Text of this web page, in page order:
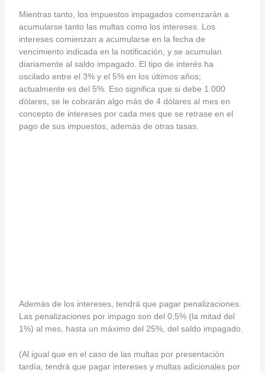
Mientras tanto, los impuestos impagados comenzarán a
acumularse tanto las multas como los intereses. Los
intereses comienzan a acumularse en la fecha de
vencimiento indicada en la notificación, y se acumulan
diariamente al saldo impagado. El tipo de interés ha
oscilado entre el 3% y el 5% en los últimos años;
actualmente es del 5%. Eso significa que si debe 1.000
dólares, se le cobrarán algo más de 4 dólares al mes en
concepto de intereses por cada mes que se retrase en el
pago de sus impuestos, además de otras tasas.
Además de los intereses, tendrá que pagar penalizaciones.
Las penalizaciones por impago son del 0,5% (la mitad del
1%) al mes, hasta un máximo del 25%, del saldo impagado.
(Al igual que en el caso de las multas por presentación
tardía, tendrá que pagar intereses y multas adicionales por